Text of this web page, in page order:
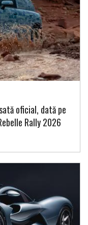
oficial, dată pe
Rally 2026